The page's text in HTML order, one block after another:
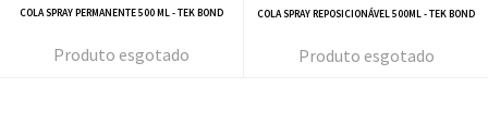
COLA SPRAY PERMANENTE 500 ML - TEK BOND
esgotado
COLA SPRAY REPOSICIONÁVEL 500ML - TEK BOND
esgotado